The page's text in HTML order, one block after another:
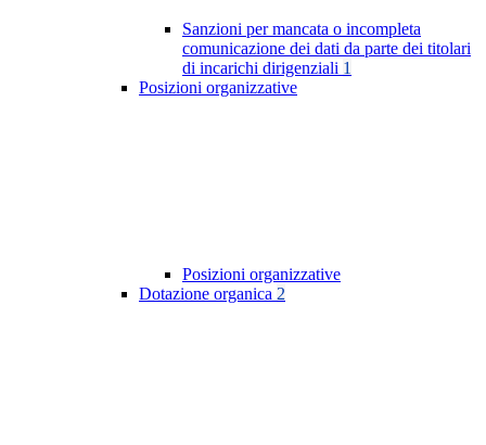
Sanzioni per mancata o incompleta
comunicazione dei dati da parte dei titolari
di incarichi dirigenziali 1
Posizioni organizzative
Posizioni organizzative
Dotazione organica 2